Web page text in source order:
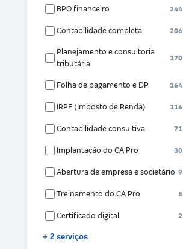
BPO financeiro 244
Contabilidade completa 206
Planejamento e consultoria
tributária
170
Folha de pagamento e DP 164
IRPF (Imposto de Renda) 116
Contabilidade consultiva 71
Implantação do CA Pro 30
Abertura de empresa e societário 9
Treinamento do CA Pro 5
Certificado digital 2
+ 2 serviços